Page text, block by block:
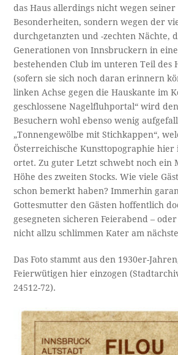
das Haus allerdings nicht wegen
Besonderheiten, sondern wegen der
durchgetanzten und -zechten Nächte,
Generationen von Innsbruckern in
bestehenden Club im unteren Teil des
(sofern sie sich noch daran erinnern
linken Achse gegen die Hauskante im
geschlossene Nagelfluhportal“ wird
Besuchern wohl ebenso wenig
„Tonnengewölbe mit Stichkappen“,
Österreichische Kunsttopographie hier
ortet. Zu guter Letzt schwebt noch ein
Höhe des zweiten Stocks. Wie viele
schon bemerkt haben? Immerhin
Gottesmutter den Gästen hoffentlich
gesegneten sicheren Feierabend –
nicht allzu schlimmen Kater am
Das Foto stammt aus den 1930er-
Feierwütigen hier einzogen
24512-72).